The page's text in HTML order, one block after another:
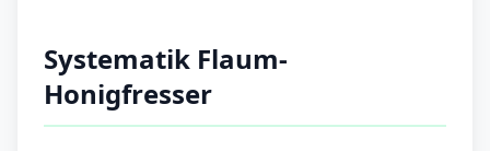
Systematik Flaum-
Honigfresser